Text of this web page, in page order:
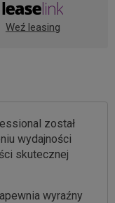
Weź leasing
został
wydajności
skutecznej
wyraźny